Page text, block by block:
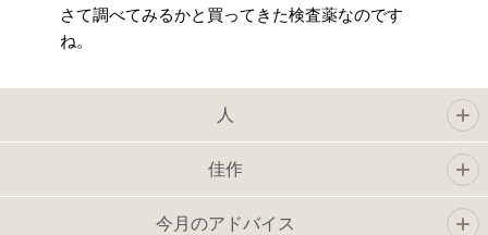
さて調べてみるかと買ってきた検査薬なのです
ね。
人
佳作
今月のアドバイス